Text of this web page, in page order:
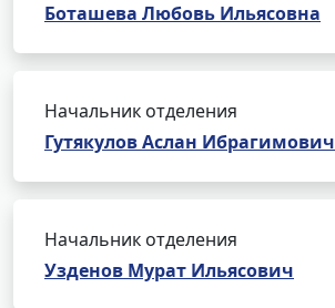
Боташева Любовь Ильясовна
Начальник отделения
Гутякулов Аслан Ибрагимович
Начальник отделения
Узденов Мурат Ильясович